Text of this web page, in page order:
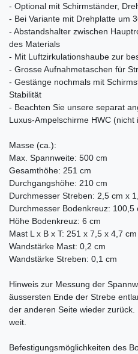
- Optional mit Schirmständer,
- Bei Variante mit Drehplatte um
- Abstandshalter zwischen
des Materials
- Mit Luftzirkulationshaube zur
- Grosse Aufnahmetaschen für
- Gestänge nochmals mit
Stabilität
- Beachten Sie unsere separat
Luxus-Ampelschirme HWC
Masse (ca.):
Max. Spannweite: 500 cm
Gesamthöhe: 251 cm
Durchgangshöhe: 210 cm
Durchmesser Streben: 2,5 cm x
Durchmesser Bodenkreuz: 100,5
Höhe Bodenkreuz: 6 cm
Mast L x B x T: 251 x 7,5 x 4,7 cm
Wandstärke Mast: 0,2 cm
Wandstärke Streben: 0,1 cm
Hinweis zur Messung der
äussersten Ende der Strebe
der anderen Seite wieder
weit.
Befestigungsmöglichkeiten des